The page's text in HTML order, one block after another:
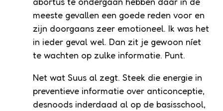
meeste gevallen een goede reden voor en
zijn doorgaans zeer emotioneel. Ik was het
in ieder geval wel. Dan zit je gewoon níet
te wachten op zulke informatie. Punt.
Net wat Suus al zegt. Steek die energie in
preventieve informatie over anticonceptie,
desnoods inderdaad al op de basisschool,